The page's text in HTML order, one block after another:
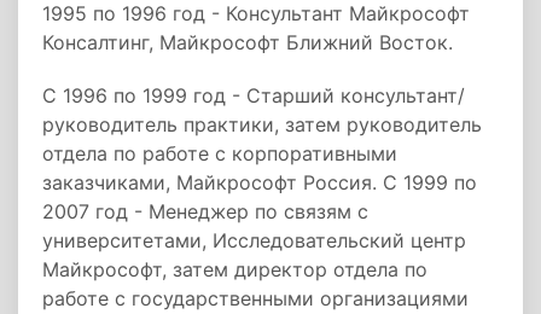
1995 по 1996 год - Консультант Майкрософт
Консалтинг, Майкрософт Ближний Восток.
С 1996 по 1999 год - Старший консультант/
руководитель практики, затем руководитель
отдела по работе с корпоративными
заказчиками, Майкрософт Россия. С 1999 по
2007 год - Менеджер по связям с
университетами, Исследовательский центр
Майкрософт, затем директор отдела по
работе с государственными организациями